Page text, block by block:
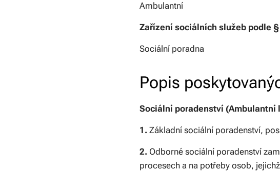
Ambulantní
Zařízení sociálních služeb podle
Sociální poradna
Popis
Sociální poradenství (Ambulantní
1. Základní sociální poradenství,
2. Odborné sociální poradenství
procesech a na potřeby osob,